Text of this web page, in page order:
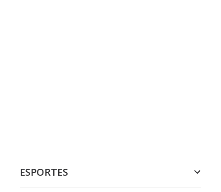
ESPORTES